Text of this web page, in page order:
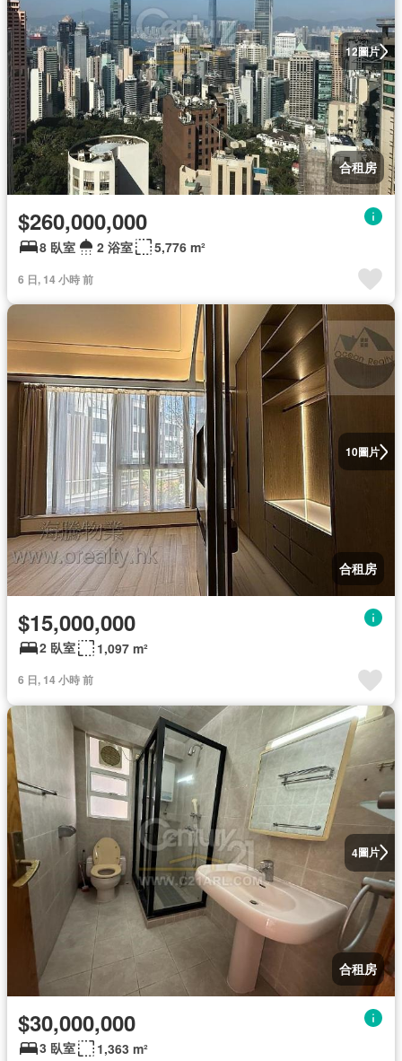
12圖片
合租房
$260,000,000
8 臥室 2 浴室 5,776 m²
6 日, 14 小時 前
10圖片
合租房
$15,000,000
2 臥室 1,097 m²
6 日, 14 小時 前
4圖片
合租房
$30,000,000
3 臥室 1,363 m²